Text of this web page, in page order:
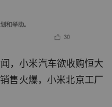
，小米汽车欲收购恒大
售火爆，小米北京工厂